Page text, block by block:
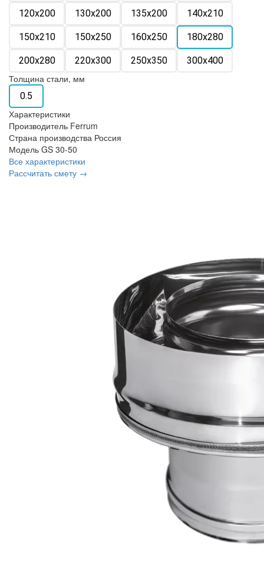
120х200 130х200 135х200 140х210
150х210 150х250 160х250 180х280
200х280 220х300 250х350 300х400
Толщина стали, мм
0.5
Характеристики
Производитель Ferrum
Страна производства Россия
Модель GS 30-50
Все характеристики
Рассчитать смету →